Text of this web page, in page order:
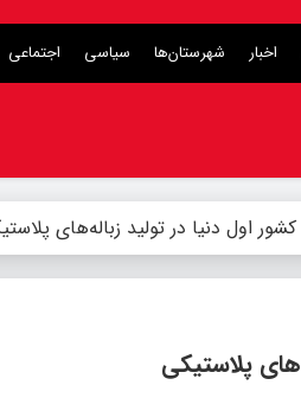
اخبار شهرستان‌ها سیاسی اجتماعی